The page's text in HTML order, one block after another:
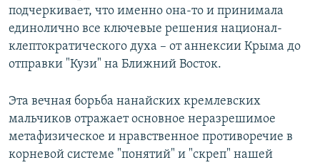
подчеркивает, что именно она-то и принимала
единолично все ключевые решения национал-
клептократического духа – от аннексии Крыма до
отправки "Кузи" на Ближний Восток.
Эта вечная борьба нанайских кремлевских
мальчиков отражает основное неразрешимое
метафизическое и нравственное противоречие в
корневой системе "понятий" и "скреп" нашей